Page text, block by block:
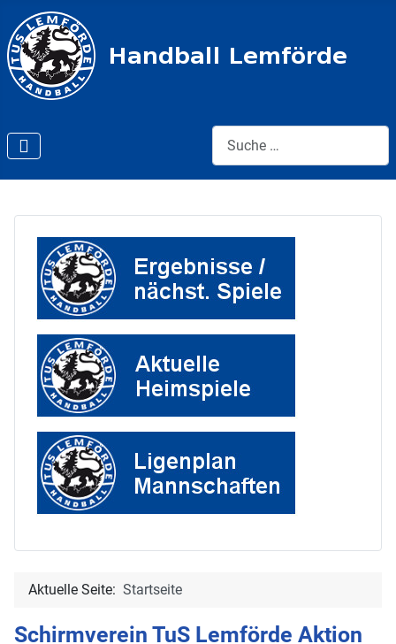
Suche:
Aktuelle Seite: Startseite
Schirmverein TuS Lemförde Aktion